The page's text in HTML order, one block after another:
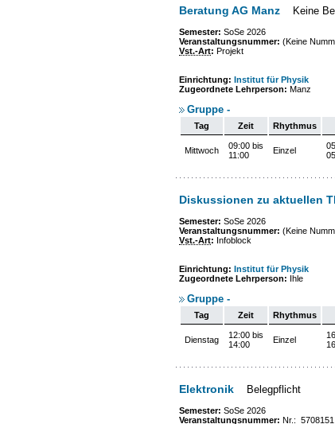
Beratung AG Manz Keine
Semester: SoSe 2026
Veranstaltungsnummer: (Keine
Vst.-Art: Projekt
Einrichtung: Institut für Physik
Zugeordnete Lehrperson: Manz
Gruppe -
Tag Zeit Rhythmus
Mittwoch
09:00 bis
11:00
Einzel
Diskussionen zu aktuellen
Semester: SoSe 2026
Veranstaltungsnummer: (Keine
Vst.-Art: Infoblock
Einrichtung: Institut für Physik
Zugeordnete Lehrperson: Ihle
Gruppe -
Tag Zeit Rhythmus
Dienstag
12:00 bis
14:00
Einzel
Elektronik Belegpflicht
Semester: SoSe 2026
Veranstaltungsnummer: Nr.: 5708151